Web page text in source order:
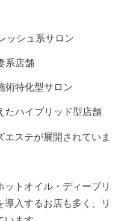
ッシュ系サロン
系店舗
術特化型サロン
たハイブリッド型店舗
ステが展開されていま
トオイル・ディープリ
入するお店も多く、リ